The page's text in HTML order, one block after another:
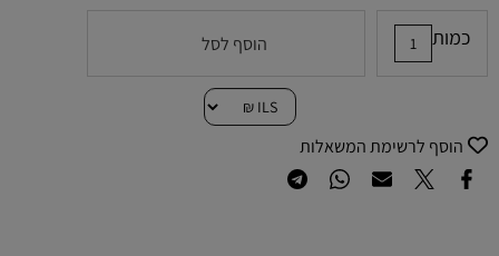
כמות הוסף לסל
הוסף לרשימת המשאלות